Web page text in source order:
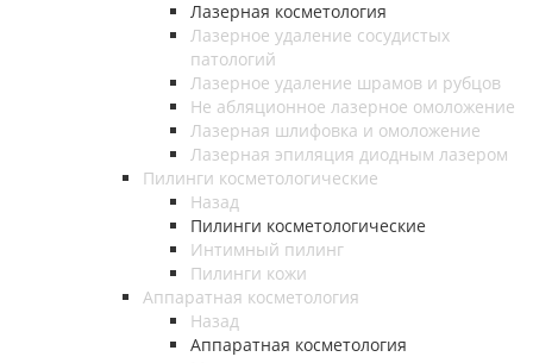
Лазерная косметология
Лазерное удаление сосудистых
патологий
Лазерное удаление шрамов и рубцов
Не абляционное лазерное омоложение
Лазерная шлифовка и омоложение
Лазерная эпиляция диодным лазером
Пилинги косметологические
Назад
Пилинги косметологические
Интимный пилинг
Пилинги кожи
Аппаратная косметология
Назад
Аппаратная косметология